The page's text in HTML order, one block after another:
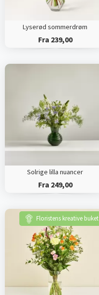
Lyserød sommerdrøm
Fra 239,00
Solrige lilla nuancer
Fra 249,00
Floristens kreative buket